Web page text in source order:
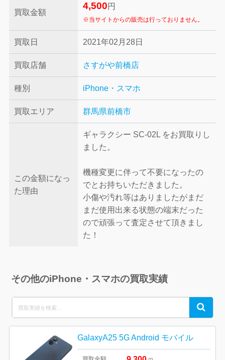
買取金額
4,500 円
※当サイトからの販売は行っておりません。
買取日 2021年02月28日
買取店舗 さすがや前橋店
種別 iPhone・スマホ
買取エリア 群馬県前橋市
この金額になっ
た理由
ギャラクシー SC-02L をお買取りし
ました。
機種変更に伴って不要になったの
でとお持ちいただきました。
小傷や汚れ等はありましたがまだ
まだ使用出来る状態の端末だった
ので頑張って査定させて頂きまし
た！
その他のiPhone・スマホの買取実績
for:
Search
GalaxyA25 5G Android モバイル